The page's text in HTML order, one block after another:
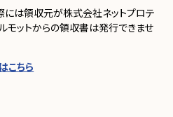
は領収元が株式会社ネットプロテ
モットからの領収書は発行できませ
こちら